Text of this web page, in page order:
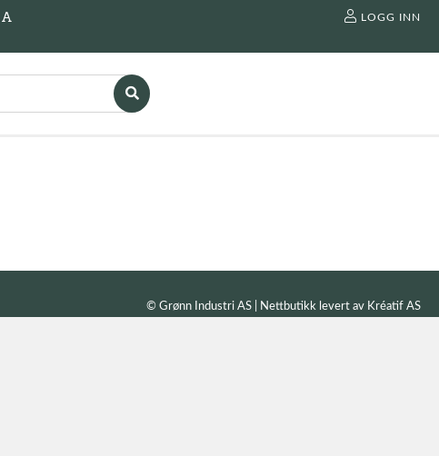
LOGG INN
© Grønn Industri AS | Nettbutikk levert av Kréatif AS